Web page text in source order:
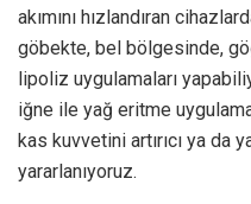
akımını hızlandıran
göbekte, bel bölgesinde,
lipoliz uygulamaları
iğne ile yağ eritme
kas kuvvetini artırıcı ya da
yararlanıyoruz.